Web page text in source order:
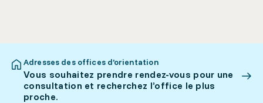
Adresses des offices d’orientation
Vous souhaitez prendre rendez-vous pour une
consultation et recherchez l’office le plus
proche.